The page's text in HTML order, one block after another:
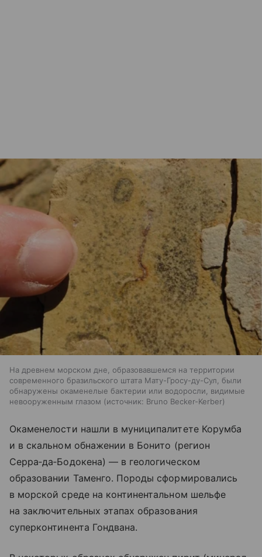
На древнем морском дне, образовавшемся на территории
современного бразильского штата Мату-Гросу-ду-Сул, были
обнаружены окаменелые бактерии или водоросли, видимые
невооруженным глазом
источник: Bruno Becker-Kerber
Окаменелости нашли в муниципалитете Корумба
и в скальном обнажении в Бонито (регион
Серра‑да‑Бодокена) — в геологическом
образовании Таменго. Породы сформировались
в морской среде на континентальном шельфе
на заключительных этапах образования
суперконтинента Гондвана.